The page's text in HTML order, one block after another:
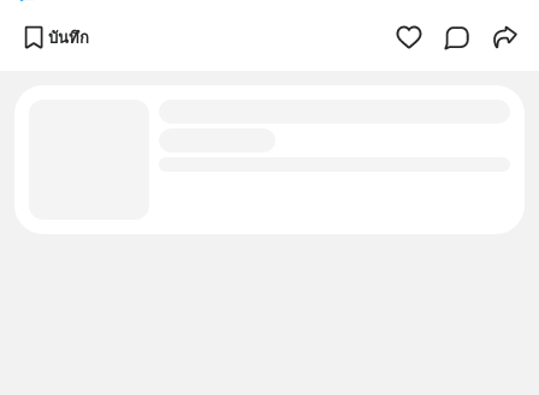
บันทึก